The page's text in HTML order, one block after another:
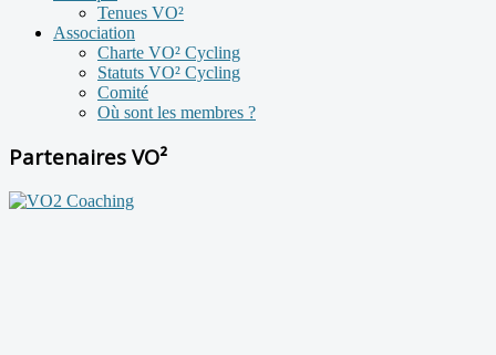
Tenues VO²
Association
Charte VO² Cycling
Statuts VO² Cycling
Comité
Où sont les membres ?
Partenaires VO²